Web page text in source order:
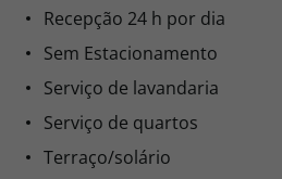
Recepção 24 h por dia
Sem Estacionamento
Serviço de lavandaria
Serviço de quartos
Terraço/solário